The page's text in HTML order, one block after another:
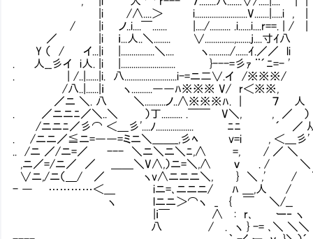
|i /∧....＞ i.........................V.......|.....i , |
/ |i ノ..i....￣....... |..../.......... .i......i....r==. |
／ |i ｉ...人..＼........ ∨..............,.......j....寸ｲ八
Y （ / イ...|i |................＼.... ヽ........../......ｲ.／
. 人__彡イ i人. |i |.......................... }---=彡ｧ ¨´ﾆ=- '
. | /..|......|i. 八.........................i-=ニ二∨.イ /
/八..|......|ｉ ヽ..........――ﾊ※※※ V/ r＜※※,
／ニ ＼. 八 ＼..........ノ..∧※※※ﾊ. | ７
. ／ニニﾆ／＼..＼ ）丁.......... .￣￣ V＼, , ／ ）
/ニニﾆ／彡⌒ ＜＿彡'....ﾉ.................. ﾆﾆ ´ ／
. /ニニ／≦ニ=――=ミニ＼＿＿_,彡ﾍ v=i , ＜＿彡'
.. /ニ ／/ニ=／ --- ＼ニ＼ニ＼ﾆ,∧ =, / ／ ＼
,ニ／=/ニ／ ／ ＿＿＼V∧,）ニ=＼,∧ ｖ . / ＼
∨ニ,/ニ（＿/ ／ ヽv∧ニニニ＼, } ＼ ,' /
- ― …………＜＿ iニ=､ニニニ/ ﾊ ＿,人 /
ヽ lニニ＞⌒ヽ _ { ￣ ＼/
|ｉ￣ ∧ : r､ ー‐ ヽ
八 / . ヽ } -= ､＼ ＼＼ ＿_